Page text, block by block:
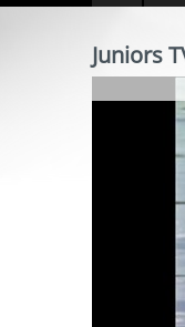
Juniors